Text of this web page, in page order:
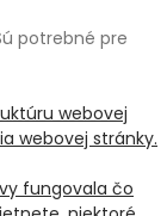
potrebné pre
webovej
webovej stránky.
fungovala čo